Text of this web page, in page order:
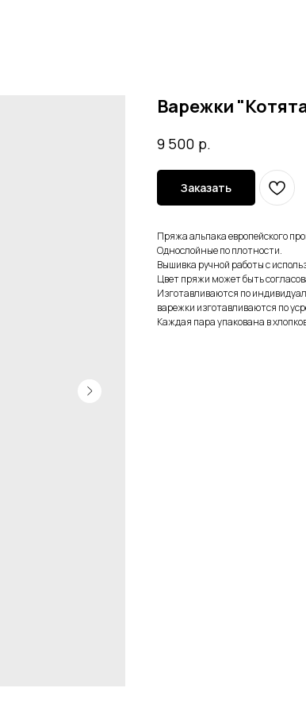
Варежки
9 500 р.
Заказать
Пряжа альпака европейского
Однослойные по плотности.
Вышивка ручной работы с
Цвет пряжи может быть
Изготавливаются по
варежки изготавливаются по
Каждая пара упакована в